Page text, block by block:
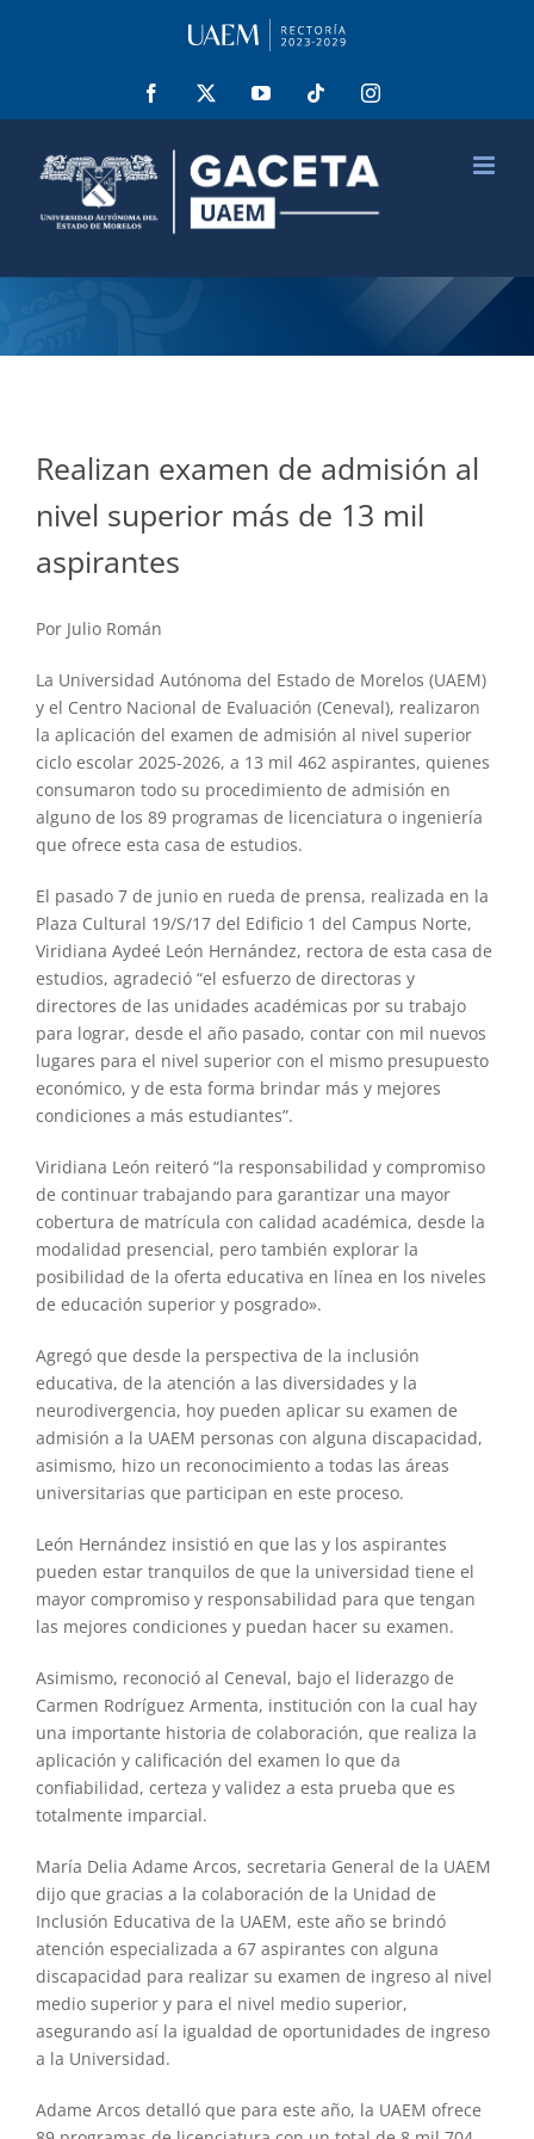
Facebook YouTube Tiktok Instagram
Realizan examen de admisión al
nivel superior más de 13 mil
aspirantes
Por Julio Román
La Universidad Autónoma del Estado de Morelos (UAEM)
y el Centro Nacional de Evaluación (Ceneval), realizaron
la aplicación del examen de admisión al nivel superior
ciclo escolar 2025-2026, a 13 mil 462 aspirantes, quienes
consumaron todo su procedimiento de admisión en
alguno de los 89 programas de licenciatura o ingeniería
que ofrece esta casa de estudios.
El pasado 7 de junio en rueda de prensa, realizada en la
Plaza Cultural 19/S/17 del Edificio 1 del Campus Norte,
Viridiana Aydeé León Hernández, rectora de esta casa de
estudios, agradeció “el esfuerzo de directoras y
directores de las unidades académicas por su trabajo
para lograr, desde el año pasado, contar con mil nuevos
lugares para el nivel superior con el mismo presupuesto
económico, y de esta forma brindar más y mejores
condiciones a más estudiantes”.
Viridiana León reiteró “la responsabilidad y compromiso
de continuar trabajando para garantizar una mayor
cobertura de matrícula con calidad académica, desde la
modalidad presencial, pero también explorar la
posibilidad de la oferta educativa en línea en los niveles
de educación superior y posgrado».
Agregó que desde la perspectiva de la inclusión
educativa, de la atención a las diversidades y la
neurodivergencia, hoy pueden aplicar su examen de
admisión a la UAEM personas con alguna discapacidad,
asimismo, hizo un reconocimiento a todas las áreas
universitarias que participan en este proceso.
León Hernández insistió en que las y los aspirantes
pueden estar tranquilos de que la universidad tiene el
mayor compromiso y responsabilidad para que tengan
las mejores condiciones y puedan hacer su examen.
Asimismo, reconoció al Ceneval, bajo el liderazgo de
Carmen Rodríguez Armenta, institución con la cual hay
una importante historia de colaboración, que realiza la
aplicación y calificación del examen lo que da
confiabilidad, certeza y validez a esta prueba que es
totalmente imparcial.
María Delia Adame Arcos, secretaria General de la UAEM
dijo que gracias a la colaboración de la Unidad de
Inclusión Educativa de la UAEM, este año se brindó
atención especializada a 67 aspirantes con alguna
discapacidad para realizar su examen de ingreso al nivel
medio superior y para el nivel medio superior,
asegurando así la igualdad de oportunidades de ingreso
a la Universidad.
Adame Arcos detalló que para este año, la UAEM ofrece